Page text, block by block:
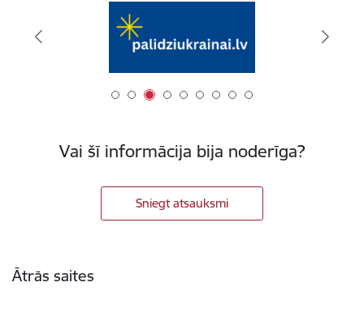
Vai šī informācija bija noderīga?
Sniegt atsauksmi
Ātrās saites